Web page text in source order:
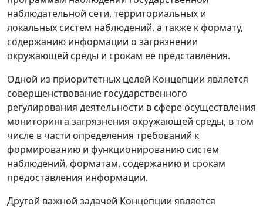
наблюдательной сети, территориальных и
локальных систем наблюдений, а также к формату,
содержанию информации о загрязнении
окружающей среды и срокам ее представления.
Одной из приоритетных целей Концепции является
совершенствование государственного
регулирования деятельности в сфере осуществления
мониторинга загрязнения окружающей среды, в том
числе в части определения требований к
формированию и функционированию систем
наблюдений, форматам, содержанию и срокам
предоставления информации.
Другой важной задачей Концепции является